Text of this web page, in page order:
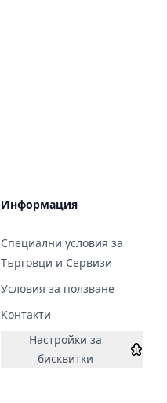
Информация
Специални условия за
Търговци и Сервизи
Условия за ползване
Контакти
Настройки за
бисквитки